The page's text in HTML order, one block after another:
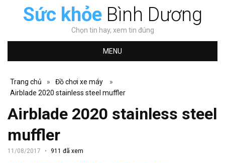
Sức khỏeBình Dương
Chọn tin hay, xem tin đúng
MENU
Trang chủ » Đồ chơi xe máy
»
Airblade 2020 stainless steel muffler
Airblade 2020 stainless steel
muffler
11/08/2017 911 đã xem